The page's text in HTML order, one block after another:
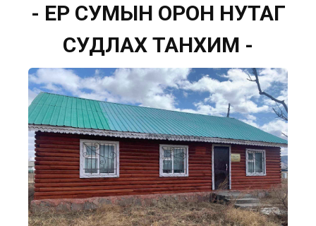
- ЕРӨӨ СУМЫН ОРОН НУТАГ
СУДЛАХ ТАНХИМ -